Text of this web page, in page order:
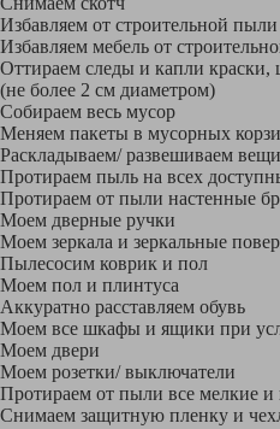
Избавляем от строительной
Избавляем мебель от
Оттираем следы и капли краски,
(не более 2 см диаметром)
Собираем весь мусор
Меняем пакеты в мусорных
Раскладываем/ развешиваем
Протираем пыль на всех
Протираем от пыли настенные
Моем дверные ручки
Моем зеркала и зеркальные
Пылесосим коврик и пол
Моем пол и плинтуса
Аккуратно расставляем обувь
Моем все шкафы и ящики при
Моем двери
Моем розетки/ выключатели
Протираем от пыли все мелкие
Снимаем защитную пленку и